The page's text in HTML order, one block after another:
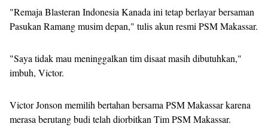
"Remaja Blasteran Indonesia Kanada ini tetap berlayar bersaman
Pasukan Ramang musim depan," tulis akun resmi PSM Makassar.
"Saya tidak mau meninggalkan tim disaat masih dibutuhkan,"
imbuh, Victor.
Victor Jonson memilih bertahan bersama PSM Makassar karena
merasa berutang budi telah diorbitkan Tim PSM Makassar.